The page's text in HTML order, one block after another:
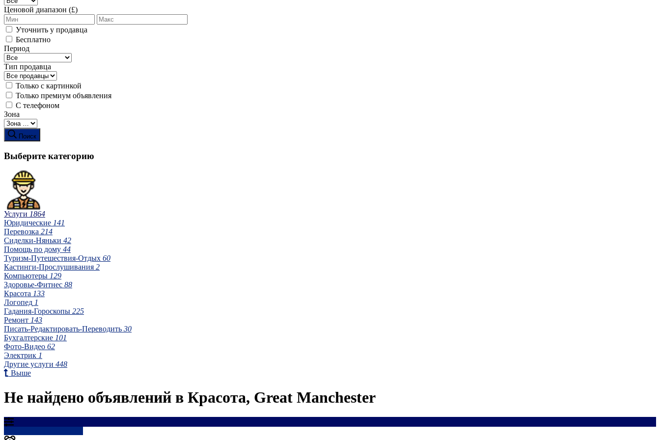
Ценовой диапазон (£)
Уточнить у продавца
Бесплатно
Период
Тип продавца
Только с картинкой
Только премиум объявления
С телефоном
Зона
Поиск
Выберите категорию
Услуги 1864
Юридические 141
Перевозка 214
Сиделки-Няньки 42
Помощь по дому 44
Туризм-Путешествия-Отдых 60
Кастинги-Прослушивания 2
Компьютеры 129
Здоровье-Фитнес 88
Красота 133
Логопед 1
Гадания-Гороскопы 225
Ремонт 143
Писать-Редактировать-Переводить 30
Бухгалтерские 101
Фото-Видео 62
Электрик 1
Другие услуги 448
Выше
Не найдено объявлений в Красота, Great Manchester